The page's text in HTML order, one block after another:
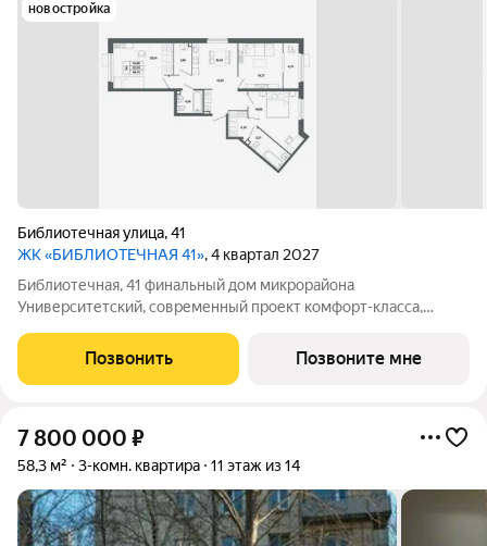
новостройка
Библиотечная улица,41
ЖК «БИБЛИОТЕЧНАЯ 41», 4 квартал 2027
Библиотечная, 41 финальный дом микрорайона
Университетский, современный проект комфорт-класса,
«Первостроитель». Дом органично вписался в микрорайон,
став его естественным продолжением и унаследовав все
Позвонить Позвоните мне
7 800 000 ₽
58,3 м² 3-комн. квартира 11 этаж из 14